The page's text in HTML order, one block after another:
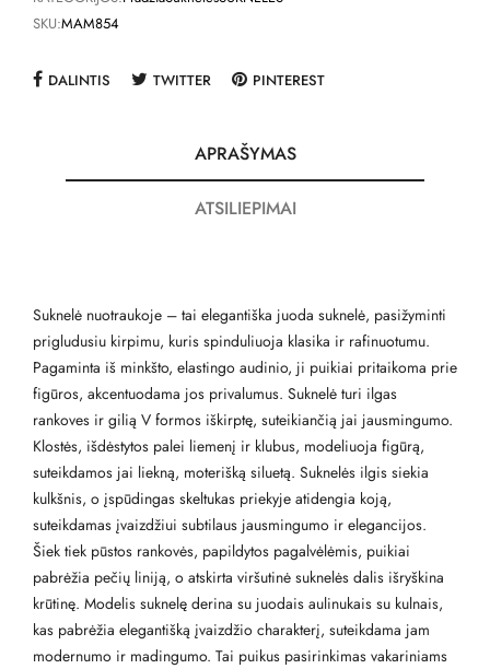
SKU:MAM854
DALINTIS TWITTER PINTEREST
APRAŠYMAS
ATSILIEPIMAI
Suknelė nuotraukoje – tai elegantiška juoda suknelė, pasižyminti
prigludusiu kirpimu, kuris spinduliuoja klasika ir rafinuotumu.
Pagaminta iš minkšto, elastingo audinio, ji puikiai pritaikoma prie
figūros, akcentuodama jos privalumus. Suknelė turi ilgas
rankoves ir gilią V formos iškirptę, suteikiančią jai jausmingumo.
Klostės, išdėstytos palei liemenį ir klubus, modeliuoja figūrą,
suteikdamos jai liekną, moterišką siluetą. Suknelės ilgis siekia
kulkšnis, o įspūdingas skeltukas priekyje atidengia koją,
suteikdamas įvaizdžiui subtilaus jausmingumo ir elegancijos.
Šiek tiek pūstos rankovės, papildytos pagalvėlėmis, puikiai
pabrėžia pečių liniją, o atskirta viršutinė suknelės dalis išryškina
krūtinę. Modelis suknelę derina su juodais aulinukais su kulnais,
kas pabrėžia elegantišką įvaizdžio charakterį, suteikdama jam
modernumo ir madingumo. Tai puikus pasirinkimas vakariniams